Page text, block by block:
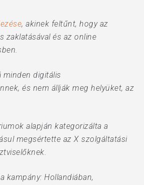
, akinek feltűnt, hogy az
zaklatásával és az online
minden digitális
és nem állják meg helyüket, az
alapján kategorizálta a
megsértette az X szolgáltatási
kampány: Hollandiában,